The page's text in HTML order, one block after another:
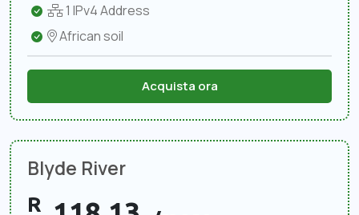
1 IPv4 Address
African soil
Acquista ora
Blyde River
R